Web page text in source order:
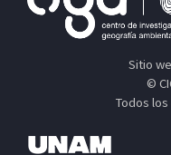
Sitio
©
Todos